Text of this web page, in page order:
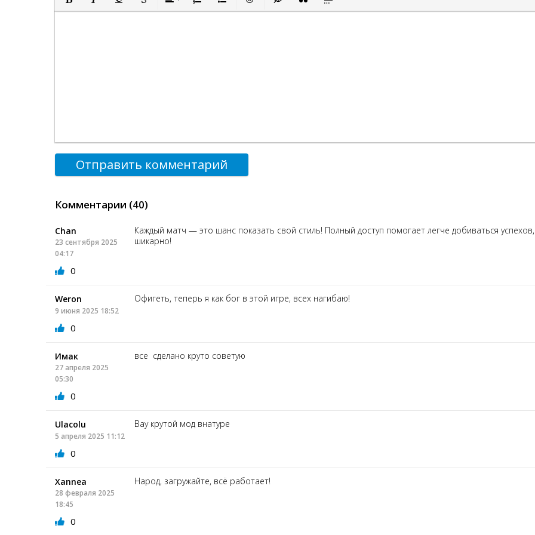
Полужирный
КурсивПодчеркнутый
ЗачеркнутыйВыравнивание
Нумерованный список
Маркированный список
Вставить смайлик
Вставка скрытого текста
Вставка цитаты
Вставка спойлера
Отправить комментарий
Комментарии (40)
Chan
23 сентября 2025
04:17
Каждый матч — это шанс показать свой стиль! Полный доступ помогает легче добиваться успехов,
шикарно!
0
Weron
9 июня 2025 18:52
Офигеть, теперь я как бог в этой игре, всех нагибаю!
0
Имак
27 апреля 2025
05:30
все сделано круто советую
0
Ulacolu
5 апреля 2025 11:12
Вау крутой мод внатуре
0
Xannea
28 февраля 2025
18:45
Народ, загружайте, всё работает!
0